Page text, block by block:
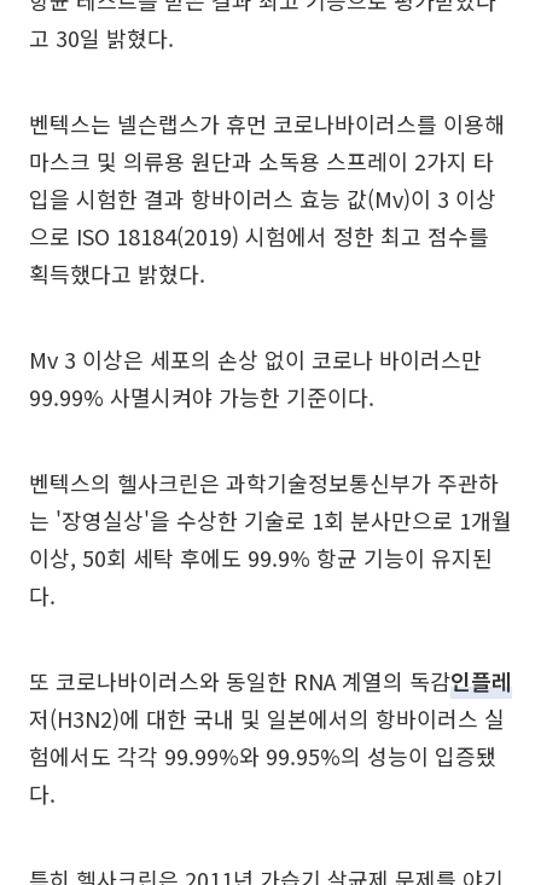
고 30일 밝혔다.
벤텍스는 넬슨랩스가 휴먼 코로나바이러스를 이용해
마스크 및 의류용 원단과 소독용 스프레이 2가지 타
입을 시험한 결과 항바이러스 효능 값(Mv)이 3 이상
으로 ISO 18184(2019) 시험에서 정한 최고 점수를
획득했다고 밝혔다.
Mv 3 이상은 세포의 손상 없이 코로나 바이러스만
99.99% 사멸시켜야 가능한 기준이다.
벤텍스의 헬사크린은 과학기술정보통신부가 주관하
는 '장영실상'을 수상한 기술로 1회 분사만으로 1개월
이상, 50회 세탁 후에도 99.9% 항균 기능이 유지된
다.
또 코로나바이러스와 동일한 RNA 계열의 독감인플레
저(H3N2)에 대한 국내 및 일본에서의 항바이러스 실
험에서도 각각 99.99%와 99.95%의 성능이 입증됐
다.